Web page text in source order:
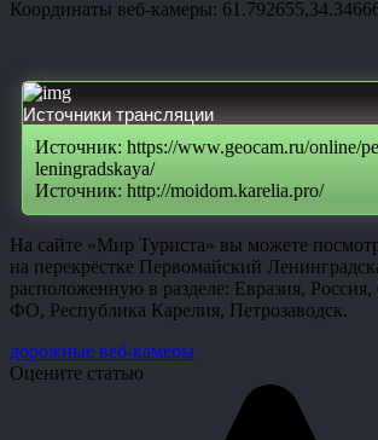
Координаты веб-камеры:
Источники трансляции
Источник: https://www.geocam.ru/online/
leningradskaya/
Источник: http://moidom.karelia.pro/
На сайте «Мир Туриста» вы можете
на перекрёстке Первомайский
расположенную в разделе: Евразия,
ФО, Республика Карелия, Петрозаводск.
дорожные веб-камеры
Оцените статью